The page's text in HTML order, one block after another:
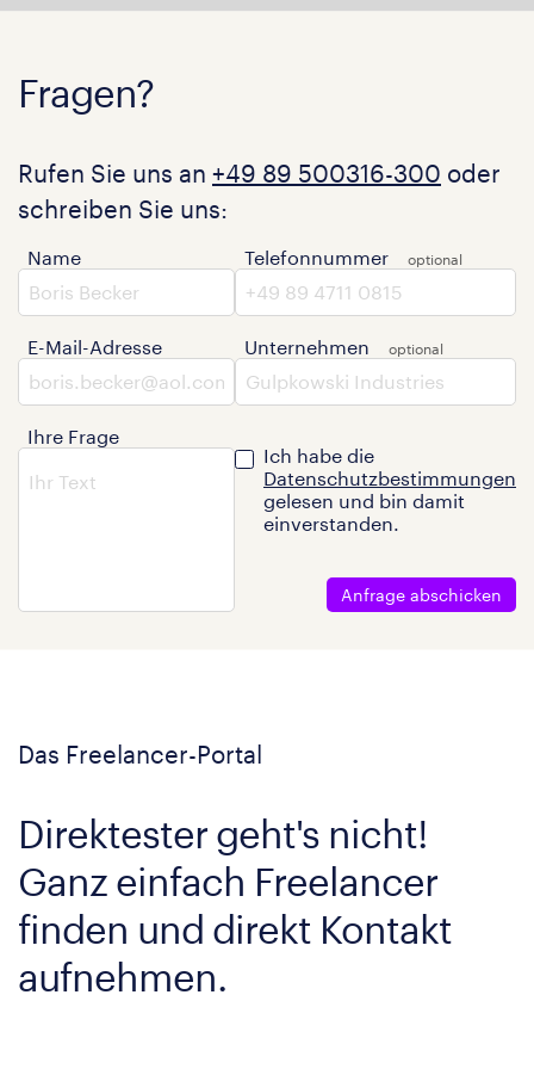
Fragen?
Rufen Sie uns an +49 89 500316-300 oder
schreiben Sie uns:
Name
E-Mail-Adresse
Ihre Frage
Telefonnummer
Unternehmen
Ich habe die
Datenschutzbestimmungen
gelesen und bin damit
einverstanden.
Anfrage abschicken
Das Freelancer-Portal
Direktester geht's nicht!
Ganz einfach Freelancer
finden und direkt Kontakt
aufnehmen.